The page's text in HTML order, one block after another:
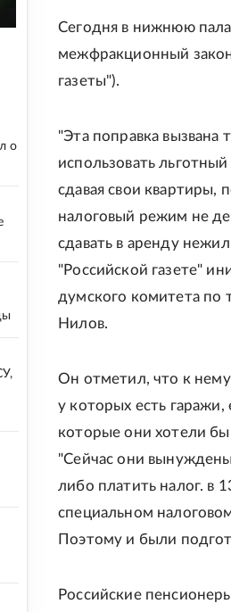
Сегодня в нижнюю
межфракционный
газеты").
"Эта поправка вызвана
использовать
сдавая свои квартиры,
налоговый режим не
сдавать в аренду
"Российской газете"
думского комитета по
Нилов.
Он отметил, что к
у которых есть
которые они хотели бы
"Сейчас они
либо платить налог. в
специальном
Поэтому и были
Российские
о